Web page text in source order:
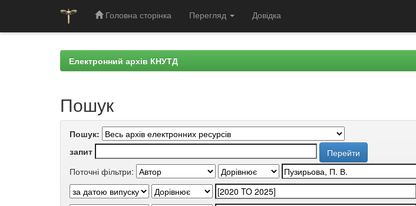
Головна сторінка Перегляд Довідка
Електронний архів КНУТД
Пошук
Пошук:
запит
Поточні фільтри: